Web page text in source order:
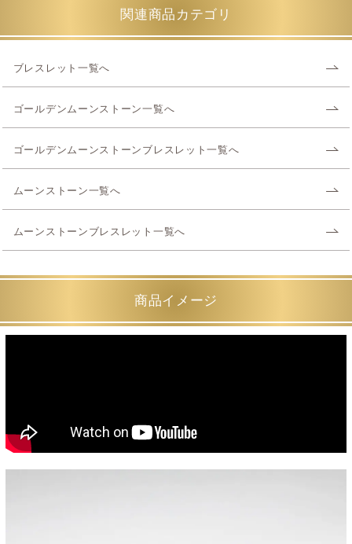
関連商品カテゴリ
ブレスレット一覧へ
ゴールデンムーンストーン一覧へ
ゴールデンムーンストーンブレスレット一覧へ
ムーンストーン一覧へ
ムーンストーンブレスレット一覧へ
商品イメージ